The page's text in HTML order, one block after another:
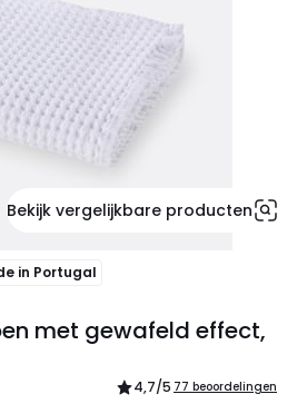
Bekijk vergelijkbare producten
in Portugal
met gewafeld effect,
4,7/5 77 beoordelingen